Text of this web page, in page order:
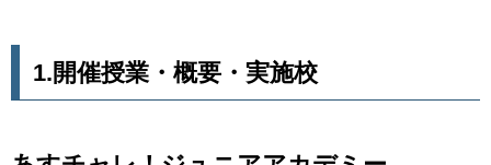
1.開催授業・概要・実施校